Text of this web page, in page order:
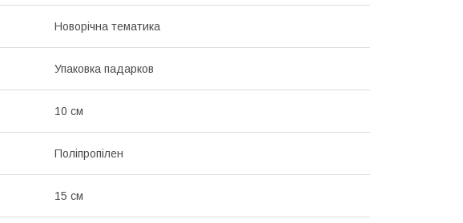
Новорічна тематика
Упаковка падарков
10 см
Поліпропілен
15 см